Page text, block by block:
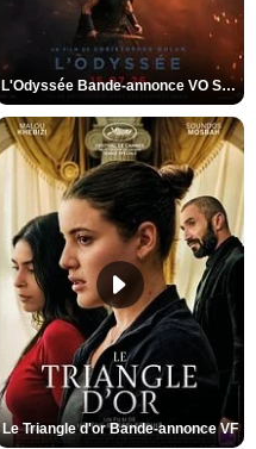
L'Odyssée Bande-annonce VO STFR
Le Triangle d'or Bande-annonce VF